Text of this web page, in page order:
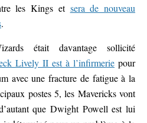
les Kings et sera de nouveau
.
était davantage sollicité
Lively II est à l’infirmerie pour
avec une fracture de fatigue à la
postes 5, les Mavericks vont
que Dwight Powell est lui